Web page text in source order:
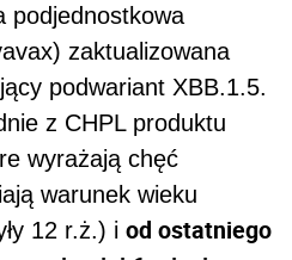
podjednostkowa
zaktualizowana
podwariant XBB.1.5.
z CHPL produktu
wyrażają chęć
warunek wieku
12 r.ż.) i od ostatniego